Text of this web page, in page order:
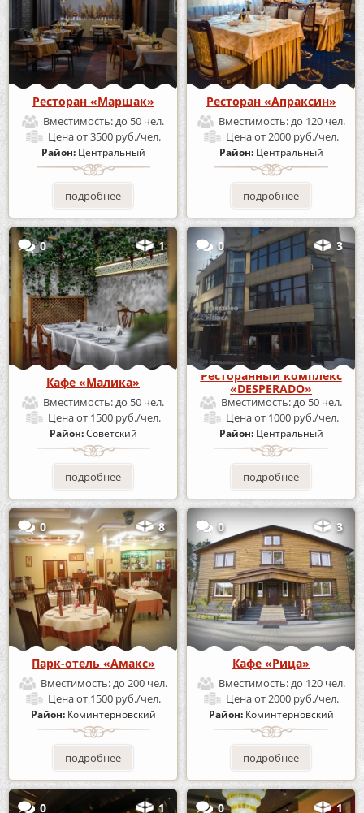
Ресторан «Маршак»
Вместимость:до 50 чел.
Ценаот 3500 руб./чел.
Район: Центральный
подробнее
Ресторан «Апраксин»
Вместимость:до 120 чел.
Ценаот 2000 руб./чел.
Район: Центральный
подробнее
0 1
Кафе «Малика»
Вместимость:до 50 чел.
Ценаот 1500 руб./чел.
Район:Советский
подробнее
0 3
Ресторанный комплекс
«DESPERADO»
Вместимость:до 50 чел.
Ценаот 1000 руб./чел.
Район: Центральный
подробнее
0 8
Парк-отель «Амакс»
Вместимость:до 200 чел.
Ценаот 1500 руб./чел.
Район: Коминтерновский
подробнее
0 3
Кафе «Рица»
Вместимость:до 120 чел.
Ценаот 2000 руб./чел.
Район: Коминтерновский
подробнее
0 1 0 1